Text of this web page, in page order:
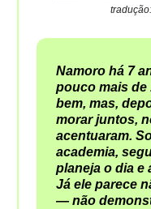
Namoro há 7
pouco mais de
bem, mas,
morar juntos,
acentuaram.
academia,
planeja o dia e
Já ele parece
— não